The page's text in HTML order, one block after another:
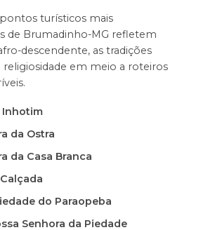
turísticos mais
de Brumadinho-MG refletem
descendente, as tradições
religiosidade em meio a roteiros
da Ostra
da Casa Branca
do Paraopeba
Senhora da Piedade